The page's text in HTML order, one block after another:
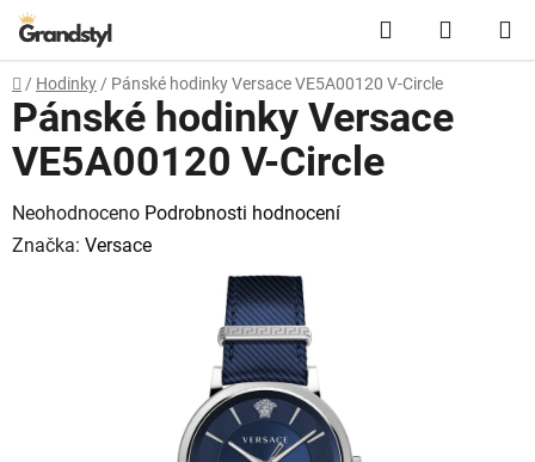
Přejít na obsah Hledat
Domů
/ Hodinky / Pánské hodinky Versace VE5A00120 V-Circle
Pánské hodinky Versace
VE5A00120 V-Circle
Průměrné hodnocení produktu je 0,0 z 5 hvězdiček.
Neohodnoceno Podrobnosti hodnocení
Značka: Versace